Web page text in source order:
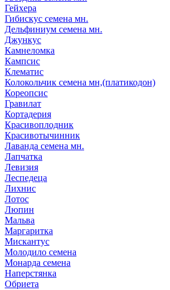
Гейхера
Гибискус семена мн.
Дельфиниум семена мн.
Джункус
Камнеломка
Кампсис
Клематис
Колокольчик семена мн,(платикодон)
Кореопсис
Гравилат
Кортадерия
Красивоплодник
Красивотычинник
Лаванда семена мн.
Лапчатка
Левизия
Леспедеца
Лихнис
Лотос
Люпин
Мальва
Маргаритка
Мискантус
Молодило семена
Монарда семена
Наперстянка
Обриета